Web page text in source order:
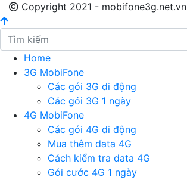
Copyright 2021 - mobifone3g.net.vn
Home
3G MobiFone
Các gói 3G di động
Các gói 3G 1 ngày
4G MobiFone
Các gói 4G di động
Mua thêm data 4G
Cách kiểm tra data 4G
Gói cước 4G 1 ngày